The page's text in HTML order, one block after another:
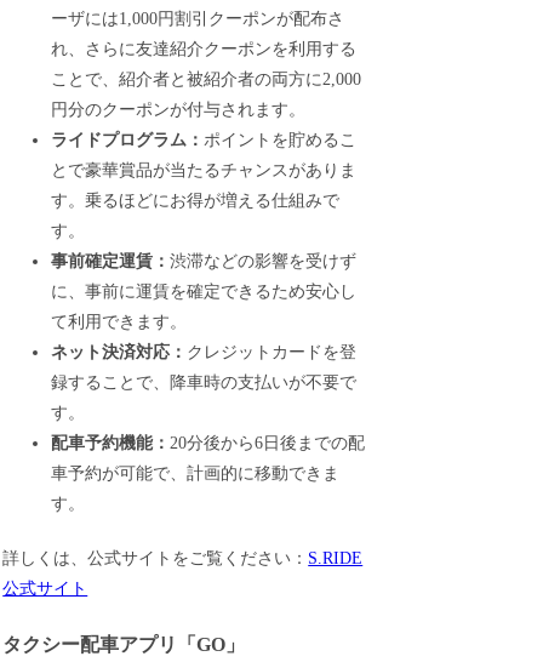
ーザには1,000円割引クーポンが配布さ
れ、さらに友達紹介クーポンを利用する
ことで、紹介者と被紹介者の両方に2,000
円分のクーポンが付与されます。
ライドプログラム：ポイントを貯めるこ
とで豪華賞品が当たるチャンスがありま
す。乗るほどにお得が増える仕組みで
す。
事前確定運賃：渋滞などの影響を受けず
に、事前に運賃を確定できるため安心し
て利用できます。
ネット決済対応： クレジットカードを登
録することで、降車時の支払いが不要で
す。
配車予約機能：20分後から6日後までの配
車予約が可能で、計画的に移動できま
す。
詳しくは、公式サイトをご覧ください： S.RIDE
公式サイト
タクシー配車アプリ「GO」